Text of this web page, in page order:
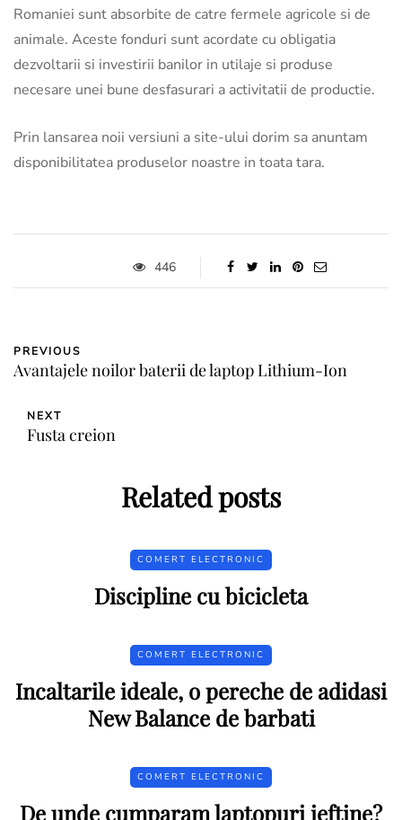
Romaniei sunt absorbite de catre fermele agricole si de
animale. Aceste fonduri sunt acordate cu obligatia
dezvoltarii si investirii banilor in utilaje si produse
necesare unei bune desfasurari a activitatii de productie.
Prin lansarea noii versiuni a site-ului dorim sa anuntam
disponibilitatea produselor noastre in toata tara.
446
PREVIOUS
Avantajele noilor baterii de laptop Lithium-Ion
NEXT
Fusta creion
Related posts
COMERT ELECTRONIC
Discipline cu bicicleta
COMERT ELECTRONIC
Incaltarile ideale, o pereche de adidasi
New Balance de barbati
COMERT ELECTRONIC
De unde cumparam laptopuri ieftine?